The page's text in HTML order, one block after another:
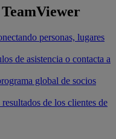
personas, lugares
de asistencia o contacta a
global de socios
de los clientes de